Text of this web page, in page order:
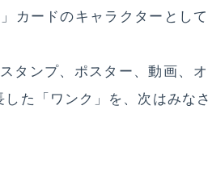
ードのキャラクターとし
タンプ、ポスター、動画、
た「ワンク」を、次はみな